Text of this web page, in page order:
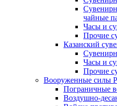
чайные
Часы и
Прочие
Казанский
Часы и
Прочие
Вооруженные силы
Пограничные
Воздушно-